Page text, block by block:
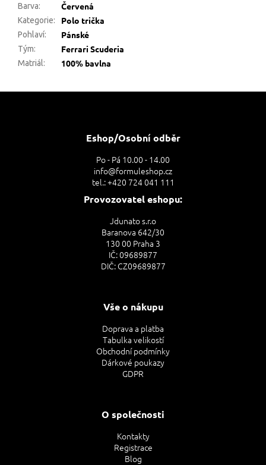
Barva: Červená
Kategorie: Polo trička
Pohlaví: Pánské
Tým: Ferrari Scuderia
Matriál: 100% bavlna
Eshop/Osobní odběr
Po - Pá 10.00 - 14.00
info@formuleshop.cz
tel.: +420 724 041 111
Provozovatel eshopu:
Jdunato s.r.o
Baranova 642/30
130 00 Praha 3
IČ: 09689877
DIČ: CZ09689877
Vše o nákupu
Doprava a platba
Tabulka velikostí
Obchodní podmínky
Dárkové poukazy
GDPR
O společnosti
Kontakty
Registrace
Blog